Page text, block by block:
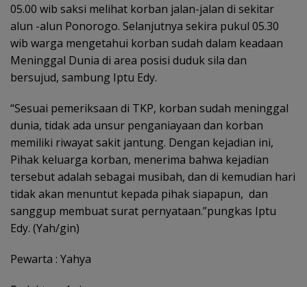
05.00 wib saksi melihat korban jalan-jalan di sekitar
alun -alun Ponorogo. Selanjutnya sekira pukul 05.30
wib warga mengetahui korban sudah dalam keadaan
Meninggal Dunia di area posisi duduk sila dan
bersujud, sambung Iptu Edy.
“Sesuai pemeriksaan di TKP, korban sudah meninggal
dunia, tidak ada unsur penganiayaan dan korban
memiliki riwayat sakit jantung. Dengan kejadian ini,
Pihak keluarga korban, menerima bahwa kejadian
tersebut adalah sebagai musibah, dan di kemudian hari
tidak akan menuntut kepada pihak siapapun, dan
sanggup membuat surat pernyataan.”pungkas Iptu
Edy. (Yah/gin)
Pewarta : Yahya